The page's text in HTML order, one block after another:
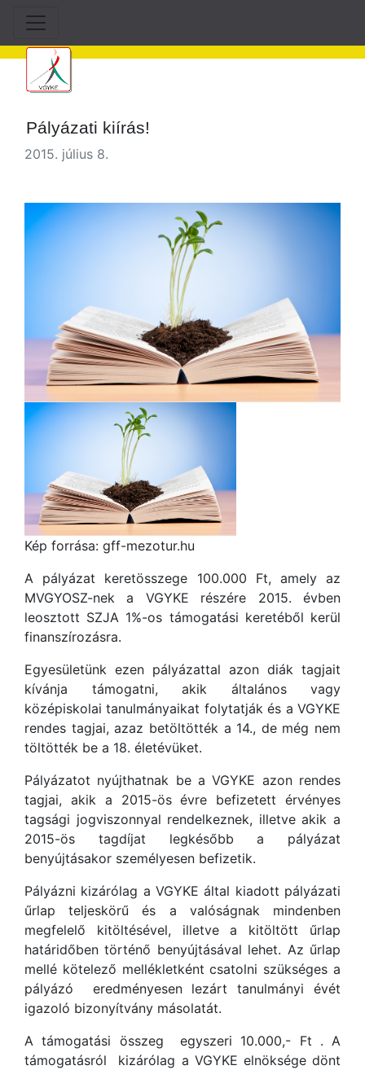
Pályázati kiírás!
2015. július 8.
Kép forrása: gff-mezotur.hu
A pályázat keretösszege 100.000 Ft, amely az
MVGYOSZ-nek a VGYKE részére 2015. évben
leosztott SZJA 1%-os támogatási keretéből kerül
finanszírozásra.
Egyesületünk ezen pályázattal azon diák tagjait
kívánja támogatni, akik általános vagy
középiskolai tanulmányaikat folytatják és a VGYKE
rendes tagjai, azaz betöltötték a 14., de még nem
töltötték be a 18. életévüket.
Pályázatot nyújthatnak be a VGYKE azon rendes
tagjai, akik a 2015-ös évre befizetett érvényes
tagsági jogviszonnyal rendelkeznek, illetve akik a
2015-ös tagdíjat legkésőbb a pályázat
benyújtásakor személyesen befizetik.
Pályázni kizárólag a VGYKE által kiadott pályázati
űrlap teljeskörű és a valóságnak mindenben
megfelelő kitöltésével, illetve a kitöltött űrlap
határidőben történő benyújtásával lehet. Az űrlap
mellé kötelező mellékletként csatolni szükséges a
pályázó eredményesen lezárt tanulmányi évét
igazoló bizonyítvány másolatát.
A támogatási összeg egyszeri 10.000,- Ft . A
támogatásról kizárólag a VGYKE elnöksége dönt